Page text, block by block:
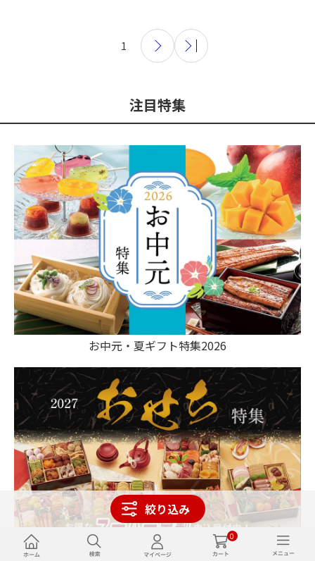
0
絞り込み
1
注目特集
お中元・夏ギフト特集2026